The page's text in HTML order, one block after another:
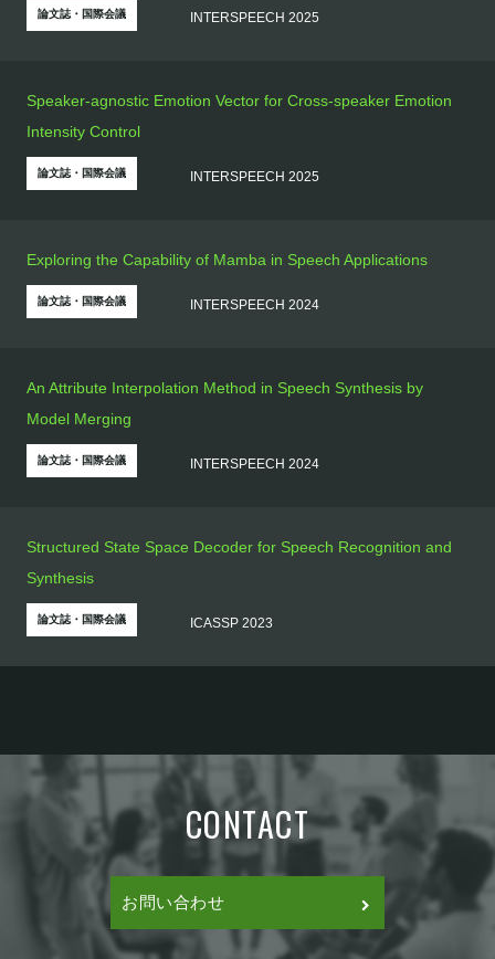
論文誌・国際会議 INTERSPEECH 2025
Speaker-agnostic Emotion Vector for Cross-speaker Emotion
Intensity Control
論文誌・国際会議 INTERSPEECH 2025
Exploring the Capability of Mamba in Speech Applications
論文誌・国際会議 INTERSPEECH 2024
An Attribute Interpolation Method in Speech Synthesis by
Model Merging
論文誌・国際会議 INTERSPEECH 2024
Structured State Space Decoder for Speech Recognition and
Synthesis
論文誌・国際会議 ICASSP 2023
CONTACT
お問い合わせ